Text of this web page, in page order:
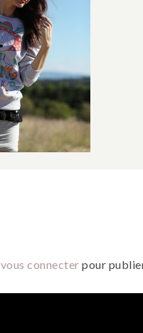
vous connecter pour